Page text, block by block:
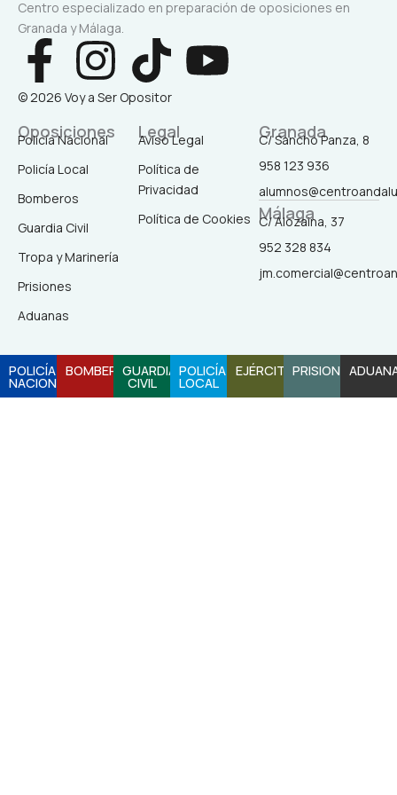
Centro especializado en preparación de oposiciones en
Granada y Málaga.
F
a
c
e
b
o
o
k
-
I
n
s
a
g
a
m
T
i
k
t
o
Y
u
© 2026 Voy a Ser Opositor
Oposiciones
Policía Nacional
Policía Local
Bomberos
Guardia Civil
Tropa y Marinería
Prisiones
Aduanas
Legal
Aviso Legal
Política de
Privacidad
Política de Cookies
Granada
C/ Sancho Panza, 8
958 123 936
Málaga
C/ Alozaina, 37
952 328 834
POLICÍA
NACIONAL
BOMBEROSGUARDIA
CIVIL
POLICÍA
LOCAL
EJÉRCITOPRISIONES